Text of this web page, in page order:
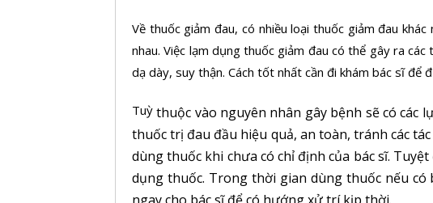
Về thuốc giảm đau, có nhiều loại thuốc giảm đau
nhau. Việc lạm dụng thuốc giảm đau có thể gây ra
dạ dày, suy thận. Cách tốt nhất cần đi khám bác sĩ để
Tuỳ thuộc vào nguyên nhân gây bệnh sẽ có các
thuốc trị đau đầu hiệu quả, an toàn, tránh các
dùng thuốc khi chưa có chỉ định của bác sĩ.
dụng thuốc. Trong thời gian dùng thuốc nếu